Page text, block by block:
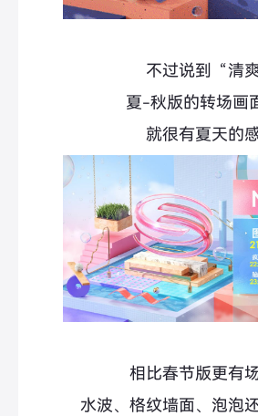
不过说到“清
夏-秋版的转场画
就很有夏天的
相比春节版更有
水波、格纹墙面、泡